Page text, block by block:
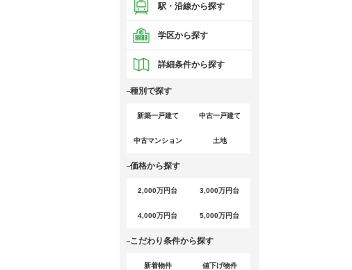
駅・沿線から探す
学区から探す
詳細条件から探す
種別で探す
新築一戸建て 中古一戸建て
中古マンション 土地
価格から探す
2,000万円台 3,000万円台
4,000万円台 5,000万円台
こだわり条件から探す
新着物件 値下げ物件